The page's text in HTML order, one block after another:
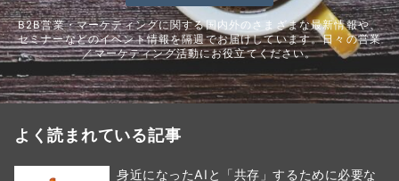
B2B営業・マーケティングに関する国内外のさまざまな最新情報や、
セミナーなどのイベント情報を隔週でお届けしています。日々の営業
／マーケティング活動にお役立てください。
よく読まれている記事
身近になったAIと「共存」するために必要な